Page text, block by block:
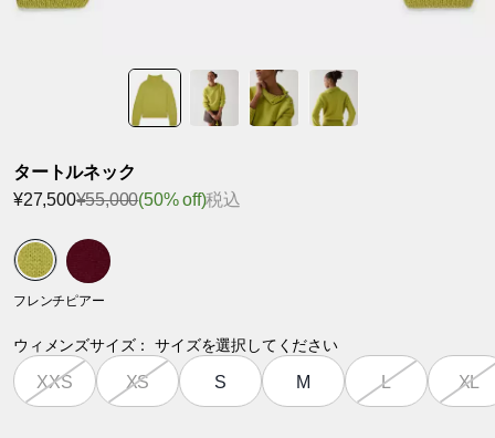
タートルネック
¥27,500¥55,000(50% off)税込
フレンチピアー
ウィメンズサイズ： サイズを選択してください
XXS XS S M L XL